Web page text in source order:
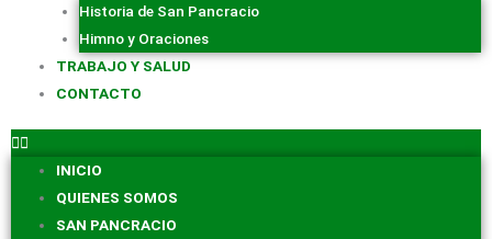
Historia de San Pancracio
Himno y Oraciones
TRABAJO Y SALUD
CONTACTO
INICIO
QUIENES SOMOS
SAN PANCRACIO